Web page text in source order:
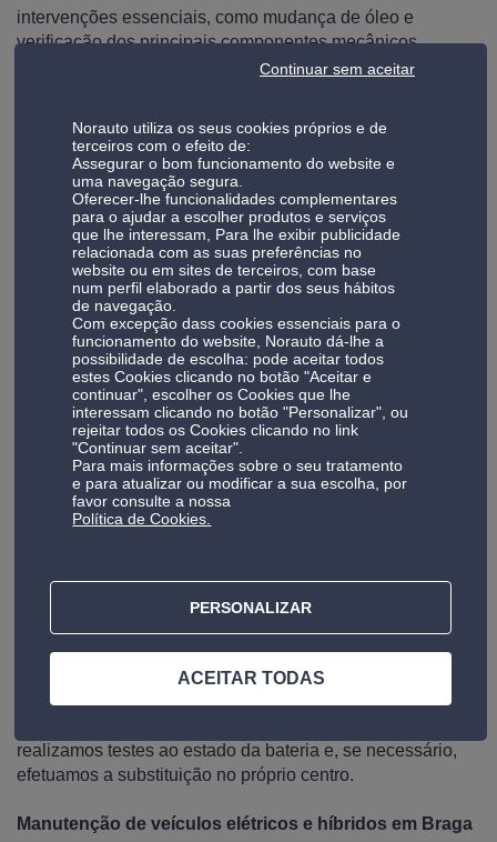
intervenções essenciais, como mudança de óleo e
verificação dos principais componentes mecânicos,
ajustados ao uso real da viatura.
solução segura e conveniente.
Saiba mais sobre arevisão do carro.
Travagem: inspeção e substituição de componentes
em Braga
O sistema de travagem é essencial para a segurança na
condução. Na nossa oficina auto Braga, os travões são
avaliados com rigor, incluindo a verificação de pastilhas,
discos e líquido de travões — componentes sujeitos a
desgaste natural.
Muitos condutores recorrem a este serviço quando surgem
sinais como:
Ruídos ao travar;
Vibrações no volante;
Redução da eficácia de travagem.
Quando necessário, realizamos a substituição dos
executar. Para uma avaliação completa, pode agendar um
diagnóstico do sistema de travagem.
Diagnóstico e montagem de baterias em Braga
Uma bateria descarregada pode surgir inesperadamente e
realizamos testes ao estado da bateria e, se necessário,
efetuamos a substituição no próprio centro.
Manutenção de veículos elétricos e híbridos em Braga
Norauto utiliza os seus cookies próprios e de
terceiros com o efeito de:
Assegurar o bom funcionamento do website e
uma navegação segura.
Oferecer-lhe funcionalidades complementares
para o ajudar a escolher produtos e serviços
que lhe interessam, Para lhe exibir publicidade
relacionada com as suas preferências no
website ou em sites de terceiros, com base
num perfil elaborado a partir dos seus hábitos
de navegação.
Com excepção dass cookies essenciais para o
funcionamento do website, Norauto dá-lhe a
possibilidade de escolha: pode aceitar todos
estes Cookies clicando no botão "Aceitar e
continuar", escolher os Cookies que lhe
interessam clicando no botão "Personalizar", ou
rejeitar todos os Cookies clicando no link
"Continuar sem aceitar".
Para mais informações sobre o seu tratamento
e para atualizar ou modificar a sua escolha, por
favor consulte a nossa
Política de Cookies.
PERSONALIZAR
Continuar sem aceitar
ACEITAR TODAS